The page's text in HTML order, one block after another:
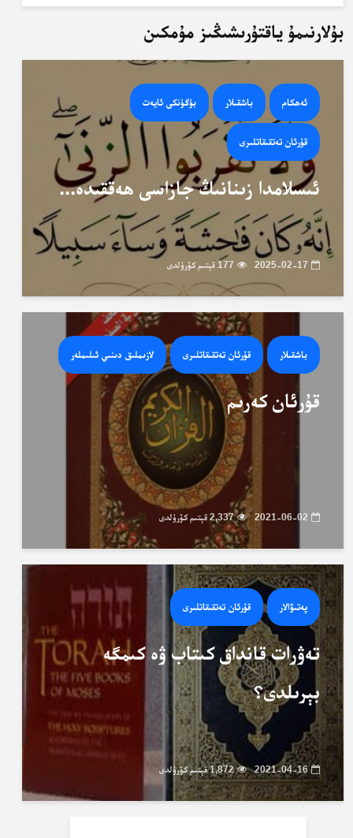
بۇلارنىمۇ ياقتۇرىشىڭىز مۇمكىن
ئەھكام باشقىلار بۈگۈنكى ئايەت
قۇرئان تەتقىقاتلىرى
ئىسلامدا زىنانىڭ جازاسى ھەققىدە...
2025-02-17 177 قېتىم كۆرۈلدى
باشقىلار قۇرئان تەتقىقاتلىرى لازىملىق دىنىي ئىلىملەر
قۇرئان كەرىم
2021-06-02 2,337 قېتىم كۆرۈلدى
پەتىۋالار قۇرئان تەتقىقاتلىرى
تەۋرات قانداق كىتاب ۋە كىمگە
بېرىلدى؟
2021-04-16 1,872 قېتىم كۆرۈلدى